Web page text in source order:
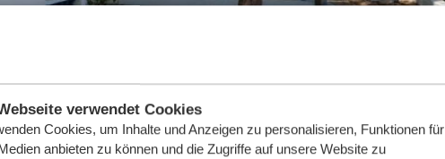
verwendet Cookies
Cookies, um Inhalte und Anzeigen zu personalisieren, Funktionen für
anbieten zu können und die Zugriffe auf unsere Website zu